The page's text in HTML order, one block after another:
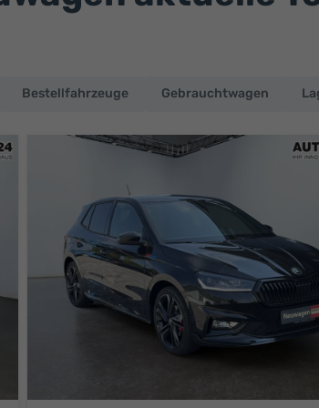
Bestellfahrzeuge Gebrauchtwagen